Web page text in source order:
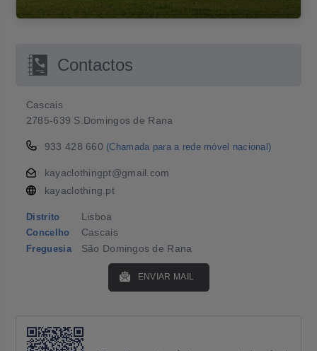
Contactos
Cascais
2785-639 S.Domingos de Rana
933 428 660 (Chamada para a rede móvel nacional)
kayaclothingpt@gmail.com
kayaclothing.pt
Distrito Lisboa
Concelho Cascais
Freguesia São Domingos de Rana
ENVIAR MAIL